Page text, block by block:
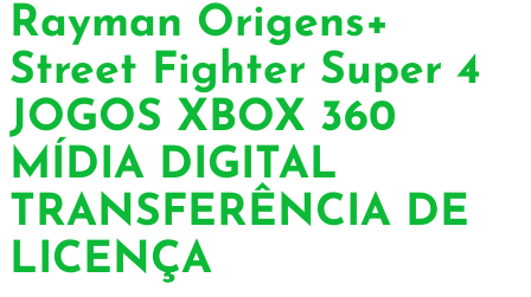
Rayman Origens+
Street Fighter Super 4
JOGOS XBOX 360
MÍDIA DIGITAL
TRANSFERÊNCIA DE
LICENÇA